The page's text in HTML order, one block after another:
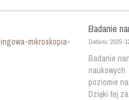
Badanie
Dodano: 2025-
Badanie
poziomie
Dzięki tej